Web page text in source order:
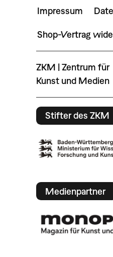
Impressum
Shop-Vertrag
ZKM | Zentrum für
Kunst und Medien
Stifter des ZKM
Medienpartner